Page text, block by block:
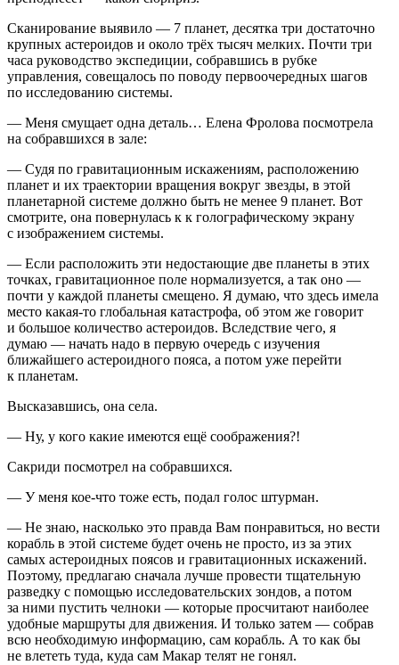
Сканирование выявило — 7 планет, десятка три достаточно
крупных астероидов и около трёх тысяч мелких. Почти три
часа руководство экспедиции, собравшись в рубке
управления, совещалось по поводу первоочередных шагов
по исследованию системы.
— Меня смущает одна деталь… Елена Фролова посмотрела
на собравшихся в зале:
— Судя по гравитационным искажениям, расположению
планет и их траектории вращения вокруг звезды, в этой
планетарной системе должно быть не менее 9 планет. Вот
смотрите, она повернулась к к голографическому экрану
с изображением системы.
— Если расположить эти недостающие две планеты в этих
точках, гравитационное поле нормализуется, а так оно —
почти у каждой планеты смещено. Я думаю, что здесь имела
место какая-то глобальная катастрофа, об этом же говорит
и большое количество астероидов. Вследствие чего, я
думаю — начать надо в первую очередь с изучения
ближайшего астероидного пояса, а потом уже перейти
к планетам.
Высказавшись, она села.
— Ну, у кого какие имеются ещё соображения?!
Сакриди посмотрел на собравшихся.
— У меня кое-что тоже есть, подал голос штурман.
— Не знаю, насколько это правда Вам понравиться, но вести
корабль в этой системе будет очень не просто, из за этих
самых астероидных поясов и гравитационных искажений.
Поэтому, предлагаю сначала лучше провести тщательную
разведку с помощью исследовательских зондов, а потом
за ними пустить челноки — которые просчитают наиболее
удобные маршруты для движения. И только затем — собрав
всю необходимую информацию, сам корабль. А то как бы
не влететь туда, куда сам Макар телят не гонял.